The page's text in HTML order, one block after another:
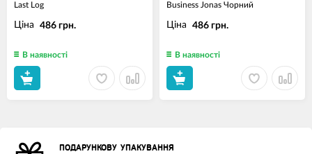
Last Log
Ціна 486 грн.
В наявності
Business Jonas Чорний
Ціна 486 грн.
В наявності
ПОДАРУНКОВУ УПАКУВАННЯ